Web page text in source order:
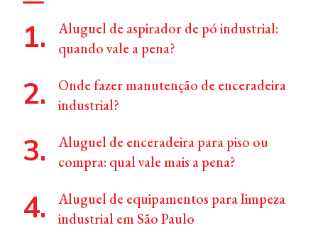
Aluguel de aspirador de pó industrial:
quando vale a pena?
Onde fazer manutenção de enceradeira
industrial?
Aluguel de enceradeira para piso ou
compra: qual vale mais a pena?
Aluguel de equipamentos para limpeza
industrial em São Paulo